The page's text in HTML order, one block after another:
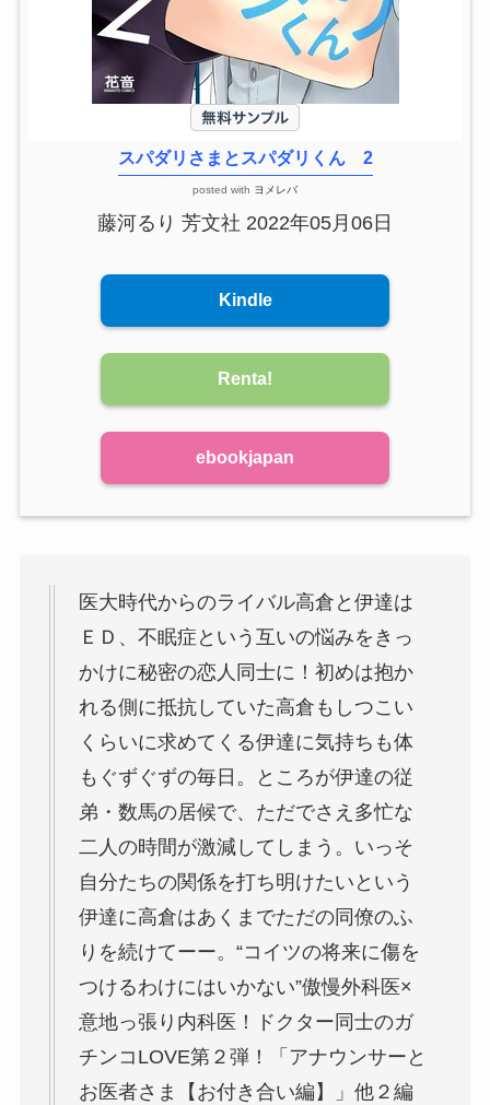
スパダリさまとスパダリくん 2
posted with ヨメレバ
藤河るり 芳文社 2022年05月06日
Kindle
Renta!
ebookjapan
医大時代からのライバル高倉と伊達は
ＥＤ、不眠症という互いの悩みをきっ
かけに秘密の恋人同士に！初めは抱か
れる側に抵抗していた高倉もしつこい
くらいに求めてくる伊達に気持ちも体
もぐずぐずの毎日。ところが伊達の従
弟・数馬の居候で、ただでさえ多忙な
二人の時間が激減してしまう。いっそ
自分たちの関係を打ち明けたいという
伊達に高倉はあくまでただの同僚のふ
りを続けてーー。“コイツの将来に傷を
つけるわけにはいかない”傲慢外科医×
意地っ張り内科医！ドクター同士のガ
チンコLOVE第２弾！「アナウンサーと
お医者さま【お付き合い編】」他２編